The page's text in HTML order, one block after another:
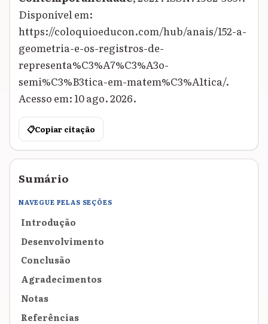
Disponível em:
https://coloquioeducon.com/hub/anais/152-a-
geometria-e-os-registros-de-
representa%C3%A7%C3%A3o-
semi%C3%B3tica-em-matem%C3%A1tica/.
Acesso em: 10 ago. 2026.
📋Copiar citação
Sumário
NAVEGUE PELAS SEÇÕES
Introdução
Desenvolvimento
Conclusão
Agradecimentos
Notas
Referências